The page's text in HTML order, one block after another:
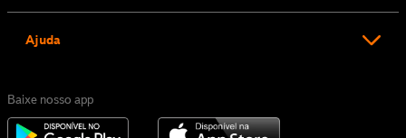
Ajuda
Baixe nosso app